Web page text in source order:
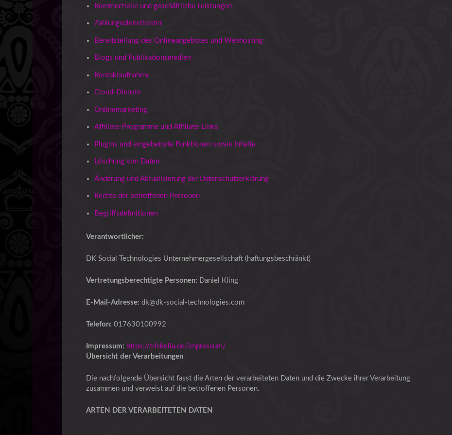
Kommerzielle und geschäftliche Leistungen
Zahlungsdienstleister
Bereitstellung des Onlineangebotes und Webhosting
Blogs und Publikationsmedien
Kontaktaufnahme
Cloud-Dienste
Onlinemarketing
Affiliate-Programme und Affiliate-Links
Plugins und eingebettete Funktionen sowie Inhalte
Löschung von Daten
Änderung und Aktualisierung der Datenschutzerklärung
Rechte der betroffenen Personen
Begriffsdefinitionen
Verantwortlicher:
DK Social Technologies Unternehmergesellschaft (haftungsbeschränkt)
Vertretungsberechtigte Personen: Daniel Kling
E-Mail-Adresse: dk@dk-social-technologies.com
Telefon: 017630100992
Impressum: https://triskelia.de/impressum/
Übersicht der Verarbeitungen
Die nachfolgende Übersicht fasst die Arten der verarbeiteten Daten und die Zwecke ihrer Verarbeitung
zusammen und verweist auf die betroffenen Personen.
ARTEN DER VERARBEITETEN DATEN